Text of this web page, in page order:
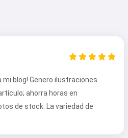
blog! Genero ilustraciones
ahorra horas en
de stock. La variedad de